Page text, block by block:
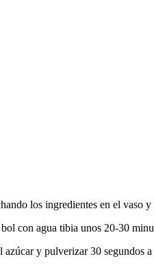
los ingredientes en el vaso
con agua tibia unos 20-30
y pulverizar 30 segundos